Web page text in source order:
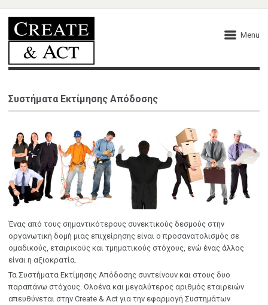
Menu
Συστήματα Εκτίμησης Απόδοσης
Ένας από τους σημαντικότερους συνεκτικούς δεσμούς στην
οργανωτική δομή μιας επιχείρησης είναι ο προσανατολισμός σε
ομαδικούς, εταιρικούς και τμηματικούς στόχους, ενώ ένας άλλος
είναι η αξιοκρατία.
Τα Συστήματα Εκτίμησης Απόδοσης συντείνουν και στους δυο
παραπάνω στόχους. Ολοένα και μεγαλύτερος αριθμός εταιρειών
απευθύνεται στην Create & Act για την εφαρμογή Συστημάτων